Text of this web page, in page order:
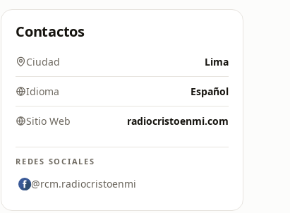
Contactos
Ciudad Lima
Idioma Español
Sitio Web radiocristoenmi.com
REDES SOCIALES
@rcm.radiocristoenmi